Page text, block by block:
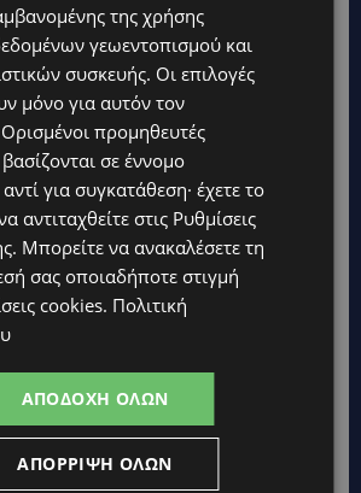
της χρήσης
γεωεντοπισμού και
συσκευής. Οι επιλογές
μόνο για αυτόν τον
προμηθευτές
σε έννομο
για συγκατάθεση· έχετε το
αντιταχθείτε στις Ρυθμίσεις
. Μπορείτε να ανακαλέσετε τη
σας οποιαδήποτε στιγμή
cookies. Πολιτική
ΑΠΟΔΟΧΉ ΌΛΩΝ
ΑΠΌΡΡΙΨΗ ΌΛΩΝ